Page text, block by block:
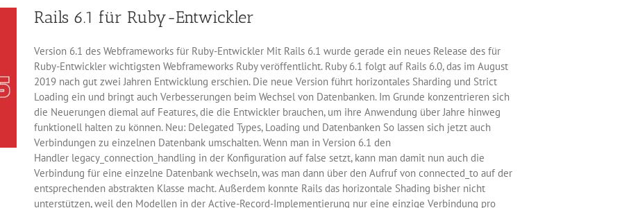
Rails 6.1 für Ruby-Entwickler
Version 6.1 des Webframeworks für Ruby-Entwickler Mit Rails 6.1 wurde gerade ein neues Release des für
Ruby-Entwickler wichtigsten Webframeworks Ruby veröffentlicht. Ruby 6.1 folgt auf Rails 6.0, das im August
2019 nach gut zwei Jahren Entwicklung erschien. Die neue Version führt horizontales Sharding und Strict
Loading ein und bringt auch Verbesserungen beim Wechsel von Datenbanken. Im Grunde konzentrieren sich
die Neuerungen diemal auf Features, die die Entwickler brauchen, um ihre Anwendung über Jahre hinweg
funktionell halten zu können. Neu: Delegated Types, Loading und Datenbanken So lassen sich jetzt auch
Verbindungen zu einzelnen Datenbank umschalten. Wenn man in Version 6.1 den
Handler legacy_connection_handling in der Konfiguration auf false setzt, kann man damit nun auch die
Verbindung für eine einzelne Datenbank wechseln, was man dann über den Aufruf von connected_to auf der
entsprechenden abstrakten Klasse macht. Außerdem konnte Rails das horizontale Shading bisher nicht
unterstützen, weil den Modellen in der Active-Record-Implementierung nur eine einzige Verbindung pro